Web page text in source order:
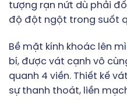
tượng rạn nứt dù phải
độ đột ngột trong suốt
Bề mặt kính khoác lên
bí, được vát cạnh vô
quanh 4 viền. Thiết kế
sự thanh thoát, liền